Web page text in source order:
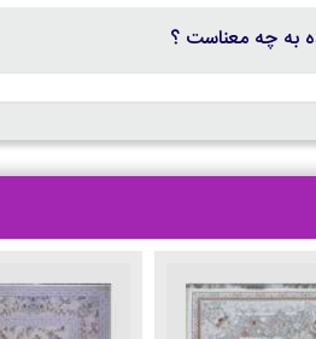
چه معناست ؟